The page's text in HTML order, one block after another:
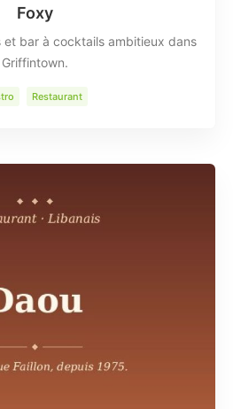
Foxy
et bar à cocktails ambitieux dans
Griffintown.
Restaurant